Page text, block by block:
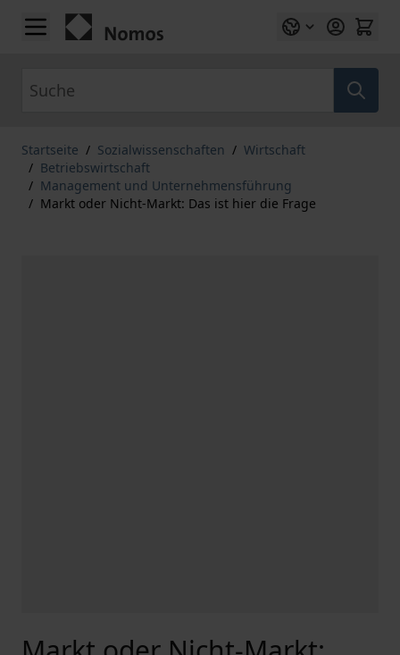
Zum Inhalt springen
Startseite / Sozialwissenschaften / Wirtschaft
/ Betriebswirtschaft
/ Management und Unternehmensführung
/ Markt oder Nicht-Markt: Das ist hier die Frage